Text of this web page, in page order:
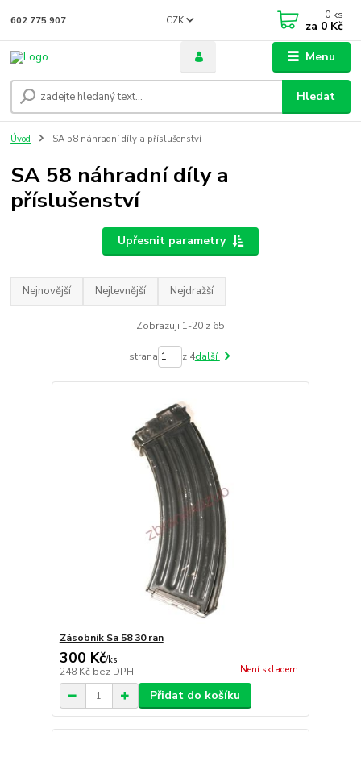
Menu
CZK
Hledat
602 775 907 0 ks
za 0 Kč
Úvod SA 58 náhradní díly a příslušenství
SA 58 náhradní díly a
příslušenství
Upřesnit parametry
Nejnovější Nejlevnější Nejdražší
Zobrazuji 1-20 z 65
strana z 4další
Zásobník Sa 58 30 ran
300 Kč/ks
248 Kč bez DPH Není skladem
Přidat do košíku